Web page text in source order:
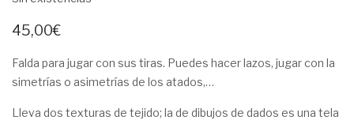
45,00€
Falda para jugar con sus tiras. Puedes hacer lazos, jugar con la
simetrías o asimetrías de los atados,…
Lleva dos texturas de tejido; la de dibujos de dados es una tela